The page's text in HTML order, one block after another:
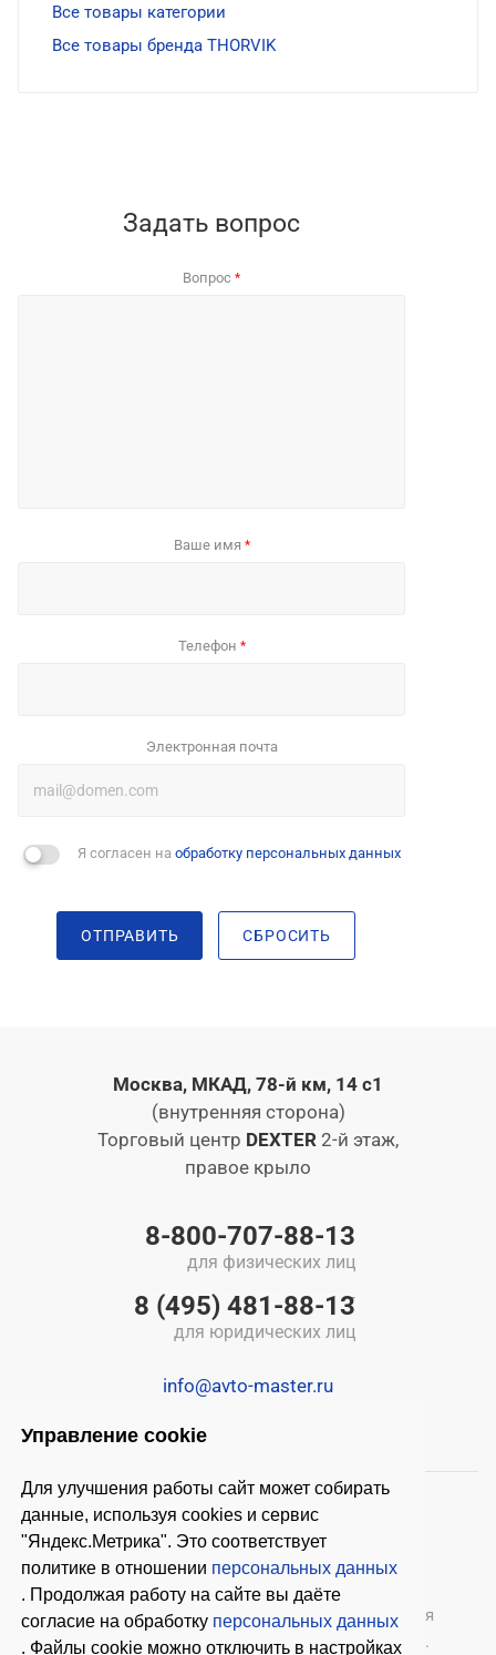
Управление cookie
Для улучшения работы сайт может собирать
данные, используя cookies и сервис
"Яндекс.Метрика". Это соответствует
политике в отношении персональных данных
. Продолжая работу на сайте вы даёте
согласие на обработку персональных данных
. Файлы cookie можно отключить в настройках
Все товары категории
Все товары бренда THORVIK
Задать вопрос
Вопрос *
Ваше имя *
Телефон *
Электронная почта
Я согласен на обработку персональных данных
ОТПРАВИТЬ СБРОСИТЬ
Москва, МКАД, 78-й км, 14 с1
(внутренняя сторона)
Торговый центр DEXTER 2-й этаж,
правое крыло
8-800-707-88-13
для физических лиц
8 (495) 481-88-13
для юридических лиц
info@avto-master.ru
© 2026 ООО «Автомастер»— оборудование для
автосервиса, шиномонтажное оборудование.